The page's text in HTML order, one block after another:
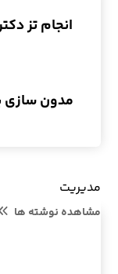
انجام تز
مدون سازی
مدیریت
مشاهده نوشته ها